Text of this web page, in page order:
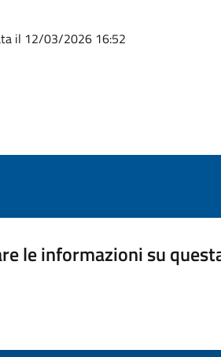
il 12/03/2026 16:52
le informazioni su